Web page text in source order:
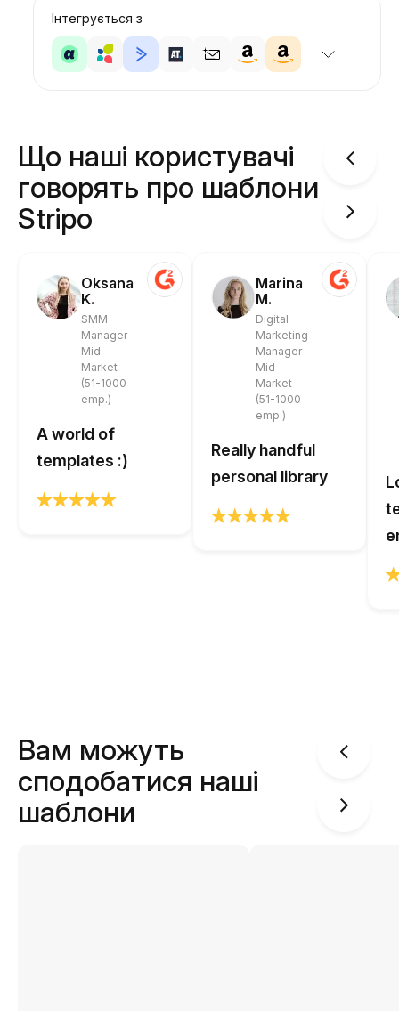
Інтегрується з
Що наші користувачі
говорять про шаблони
Stripo
Oksana
K.
SMM
Manager
Mid-
Market
(51-1000
emp.)
A world of
templates :)
Marina
M.
Digital
Marketing
Manager
Mid-
Market
(51-1000
emp.)
Really handful
personal library
Вам можуть
сподобатися наші
шаблони